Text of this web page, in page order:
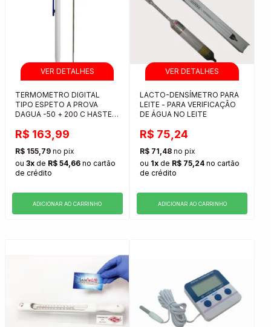
TERMOMETRO DIGITAL
TIPO ESPETO A PROVA
DAGUA -50 + 200 C HASTE
R$ 163,99
R$ 155,79 no pix
ou 3x de R$ 54,66 no cartão
de crédito
ADICIONAR AO CARRINHO
LACTO-DENSÍMETRO PARA
LEITE - PARA VERIFICAÇÃO
DE ÁGUA NO LEITE
R$ 75,24
R$ 71,48 no pix
ou 1x de R$ 75,24 no cartão
de crédito
ADICIONAR AO CARRINHO